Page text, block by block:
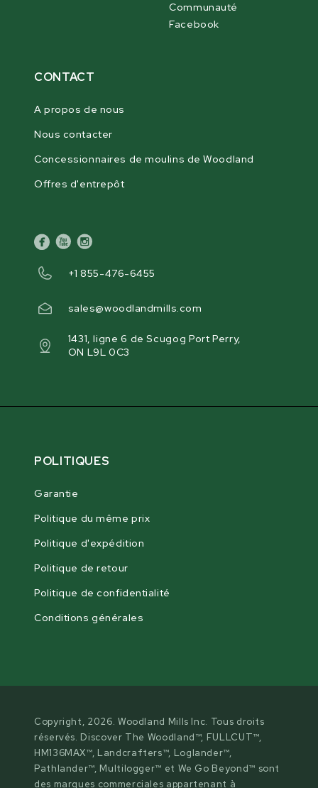
Communauté
Facebook
CONTACT
A propos de nous
Nous contacter
Concessionnaires de moulins de Woodland
Offres d'entrepôt
facebook
youtubeinstagram
+1 855-476-6455
sales@woodlandmills.com
1431, ligne 6 de Scugog Port Perry,
ON L9L 0C3
POLITIQUES
Garantie
Politique du même prix
Politique d'expédition
Politique de retour
Politique de confidentialité
Conditions générales
Copyright, 2026. Woodland Mills Inc. Tous droits
réservés. Discover The Woodland™, FULLCUT™,
HM136MAX™, Landcrafters™, Loglander™,
Pathlander™, Multilogger™ et We Go Beyond™ sont
des marques commerciales appartenant à